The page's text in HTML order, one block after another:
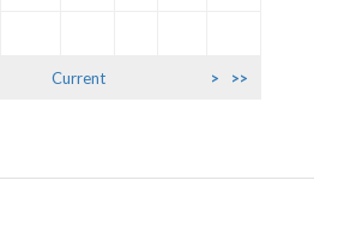
Current > >>